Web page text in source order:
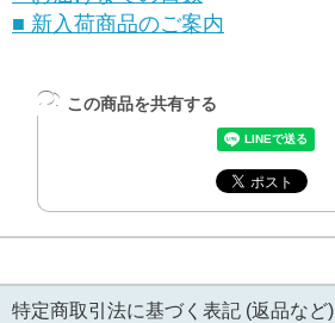
■ 新入荷商品のご案内
この商品を共有する
特定商取引法に基づく表記 (返品など)